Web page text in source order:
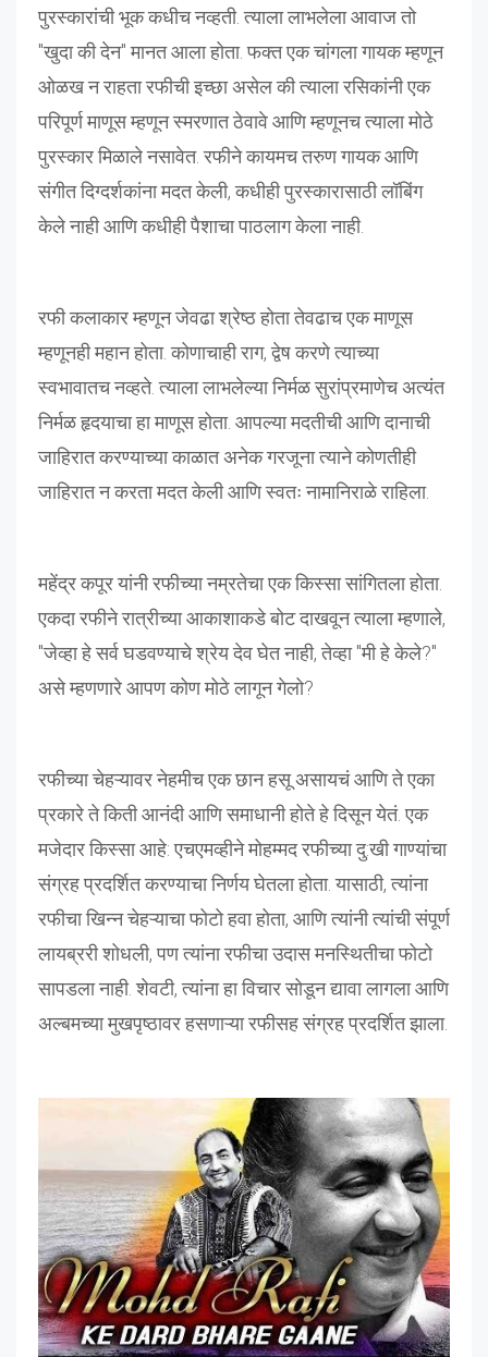
पुरस्कारांची भूक कधीच नव्हती. त्याला लाभलेला आवाज तो
"खुदा की देन" मानत आला होता. फक्त एक चांगला गायक म्हणून
ओळख न राहता रफीची इच्छा असेल की त्याला रसिकांनी एक
परिपूर्ण माणूस म्हणून स्मरणात ठेवावे आणि म्हणूनच त्याला मोठे
पुरस्कार मिळाले नसावेत. रफीने कायमच तरुण गायक आणि
संगीत दिग्दर्शकांना मदत केली, कधीही पुरस्कारासाठी लॉबिंग
केले नाही आणि कधीही पैशाचा पाठलाग केला नाही.
रफी कलाकार म्हणून जेवढा श्रेष्ठ होता तेवढाच एक माणूस
म्हणूनही महान होता. कोणाचाही राग, द्वेष करणे त्याच्या
स्वभावातच नव्हते. त्याला लाभलेल्या निर्मळ सुरांप्रमाणेच अत्यंत
निर्मळ हृदयाचा हा माणूस होता. आपल्या मदतीची आणि दानाची
जाहिरात करण्याच्या काळात अनेक गरजूना त्याने कोणतीही
जाहिरात न करता मदत केली आणि स्वतः नामानिराळे राहिला.
महेंद्र कपूर यांनी रफीच्या नम्रतेचा एक किस्सा सांगितला होता.
एकदा रफीने रात्रीच्या आकाशाकडे बोट दाखवून त्याला म्हणाले,
"जेव्हा हे सर्व घडवण्याचे श्रेय देव घेत नाही, तेव्हा "मी हे केले?"
असे म्हणणारे आपण कोण मोठे लागून गेलो?
रफीच्या चेहऱ्यावर नेहमीच एक छान हसू असायचं आणि ते एका
प्रकारे ते किती आनंदी आणि समाधानी होते हे दिसून येतं. एक
मजेदार किस्सा आहे: एचएमव्हीने मोहम्मद रफीच्या दु:खी गाण्यांचा
संग्रह प्रदर्शित करण्याचा निर्णय घेतला होता. यासाठी, त्यांना
रफीचा खिन्न चेहऱ्याचा फोटो हवा होता, आणि त्यांनी त्यांची संपूर्ण
लायब्ररी शोधली, पण त्यांना रफीचा उदास मनस्थितीचा फोटो
सापडला नाही. शेवटी, त्यांना हा विचार सोडून द्यावा लागला आणि
अल्बमच्या मुखपृष्ठावर हसणाऱ्या रफीसह संग्रह प्रदर्शित झाला.